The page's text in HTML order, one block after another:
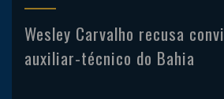
Wesley Carvalho recusa
auxiliar-técnico do Bahia